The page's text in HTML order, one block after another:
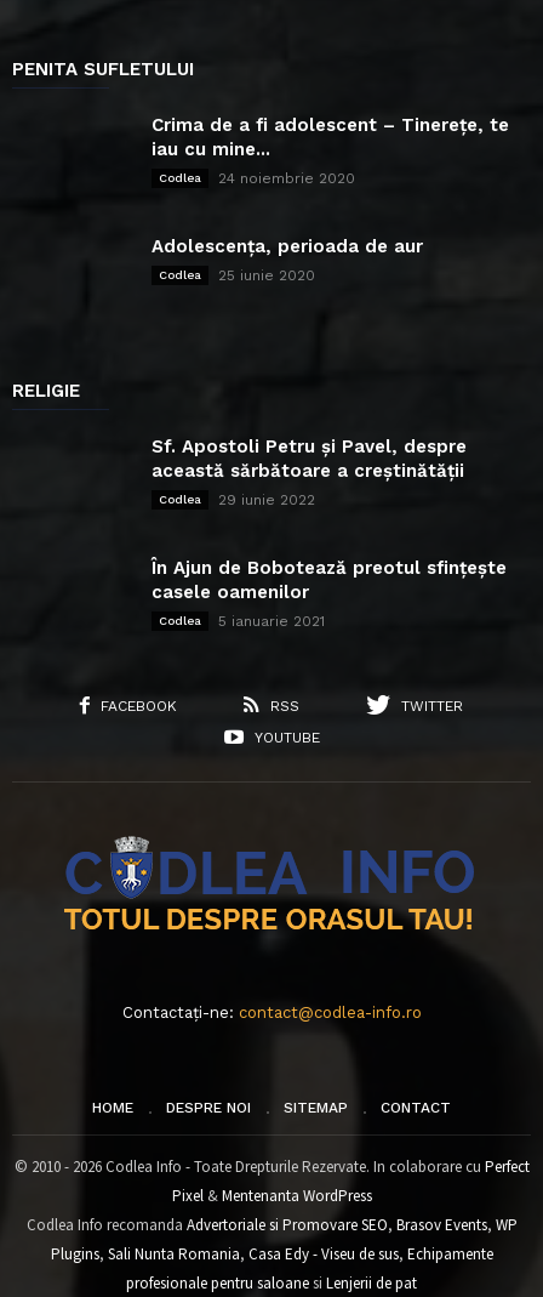
PENITA SUFLETULUI
Crima de a fi adolescent – Tinerețe, te
iau cu mine...
Codlea 24 noiembrie 2020
Adolescența, perioada de aur
Codlea 25 iunie 2020
RELIGIE
Sf. Apostoli Petru și Pavel, despre
această sărbătoare a creștinătății
Codlea 29 iunie 2022
În Ajun de Bobotează preotul sfințește
casele oamenilor
Codlea 5 ianuarie 2021
FACEBOOK RSS
TWITTER
YOUTUBE
Contactați-ne: contact@codlea-info.ro
HOME DESPRE NOI SITEMAP CONTACT
© 2010 - 2026 Codlea Info - Toate Drepturile Rezervate. In colaborare cu Perfect
Pixel&Mentenanta WordPress
Codlea Info recomanda Advertoriale si Promovare SEO, Brasov Events, WP
Plugins, Sali Nunta Romania, Casa Edy - Viseu de sus, Echipamente
profesionale pentru saloanesi Lenjerii de pat